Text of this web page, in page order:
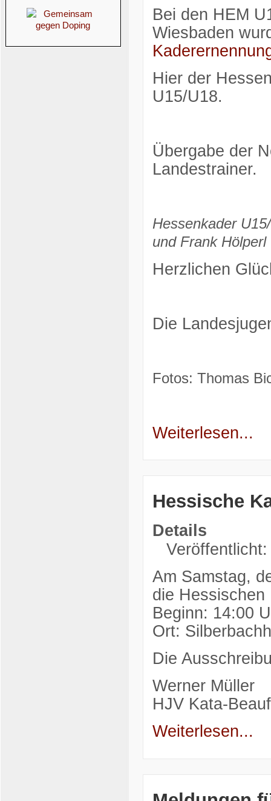
Bei den HEM
Wiesbaden
Hier der
U15/U18.
Übergabe der
Landestrainer.
Hessenkader
und Frank Hölperl
Herzlichen
Die
Fotos: Thomas
Weiterlesen...
Hessische
Details
Am Samstag,
die
Beginn: 14:00
Ort:
Die
Werner Müller
HJV Kata-
Weiterlesen...